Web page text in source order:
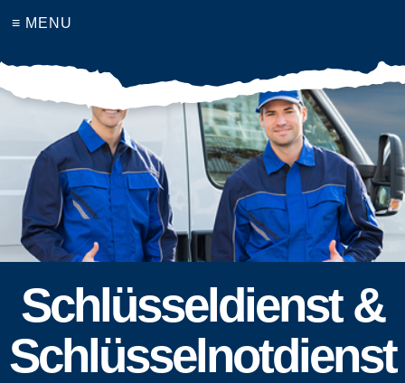
≡ MENU
Schlüsseldienst &
Schlüsselnotdienst